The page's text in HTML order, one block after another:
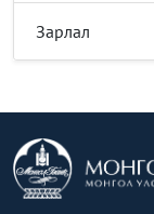
Зарлал